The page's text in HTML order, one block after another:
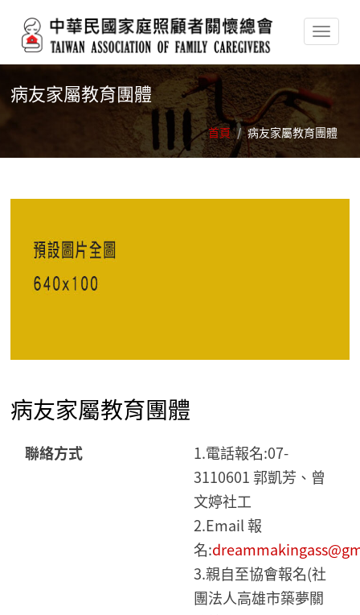
病友家屬教育團體
首頁 / 病友家屬教育團體
病友家屬教育團體
聯絡方式
1.電話報名:07-
3110601 郭凱芳、曾
文婷社工
2.Email 報
名:
3.親自至協會報名(社
團法人高雄市築夢關